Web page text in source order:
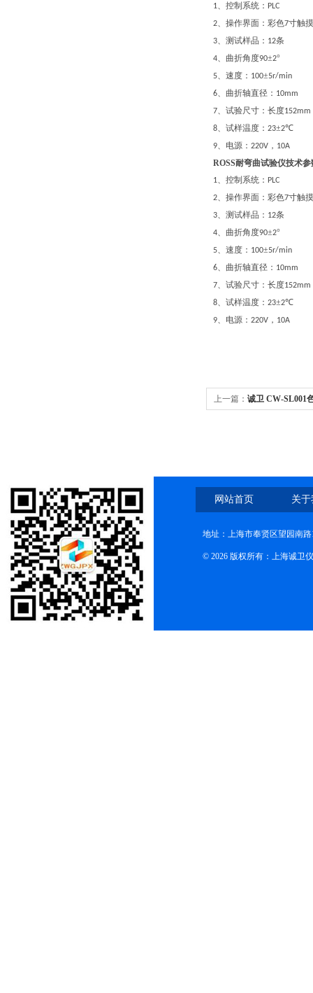
1、控制系统： PLC
2、操作界面：彩色7寸触
3、测试样品： 12条
4、曲折角度90±2°
5、速度： 100±5r/min
6、曲折轴直径： 10mm
7、试验尺寸：长度152mm
8、试样温度： 23±2℃
9、电源： 220V ， 10A
ROSS耐弯曲试验仪技术参
1、控制系统： PLC
2、操作界面：彩色7寸触
3、测试样品： 12条
4、曲折角度90±2°
5、速度： 100±5r/min
6、曲折轴直径： 10mm
7、试验尺寸：长度152mm
8、试样温度： 23±2℃
9、电源： 220V ， 10A
上一篇： 诚卫 CW-SL001
网站首页 关
地址：上海市奉贤区望园南路
© 2026 版权所有：上海诚卫